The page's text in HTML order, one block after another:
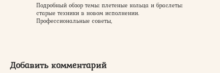
Подробный обзор темы: плетеные кольца и браслеты:
старые техники в новом исполнении.
Профессиональные советы,
Добавить комментарий